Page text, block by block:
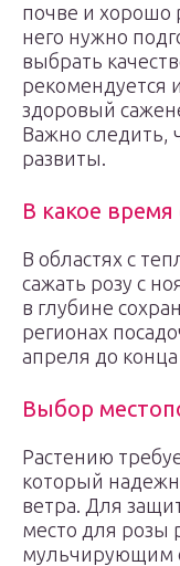
почве и хорошо
него нужно
выбрать
рекомендуется
здоровый
Важно следить,
развиты.
В какое время
В областях с
сажать розу с
в глубине
регионах
апреля до
Выбор
Растению
который
ветра. Для
место для розы
мульчирующим